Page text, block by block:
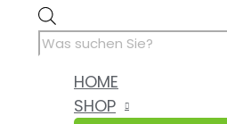
Inhalt
springen
search
HOME
SHOP